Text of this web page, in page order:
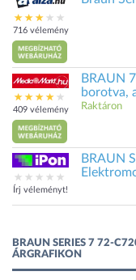
716 vélemény
409 vélemény
BRAUN
borotva,
Raktáron
Írj véleményt!
BRAUN
BRAUN SERIES 7 72-
ÁRGRAFIKON